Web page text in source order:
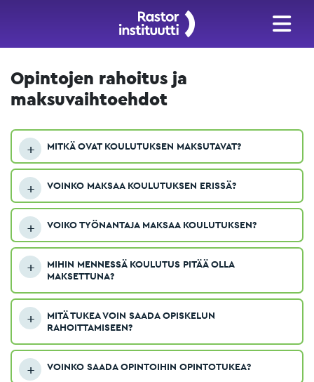
Opintojen rahoitus ja
maksuvaihtoehdot
MITKÄ OVAT KOULUTUKSEN MAKSUTAVAT?
VOINKO MAKSAA KOULUTUKSEN ERISSÄ?
VOIKO TYÖNANTAJA MAKSAA KOULUTUKSEN?
MIHIN MENNESSÄ KOULUTUS PITÄÄ OLLA
MAKSETTUNA?
MITÄ TUKEA VOIN SAADA OPISKELUN
RAHOITTAMISEEN?
VOINKO SAADA OPINTOIHIN OPINTOTUKEA?